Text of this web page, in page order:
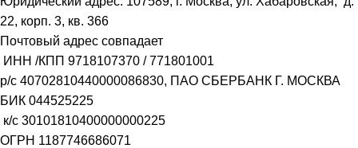
22, корп. 3, кв. 366
Почтовый адрес совпадает
ИНН /КПП 9718107370 /771801001
р/с 40702810440000086830, ПАО СБЕРБАНК Г. МОСКВА
БИК 044525225
к/с 30101810400000000225
ОГРН 1187746686071